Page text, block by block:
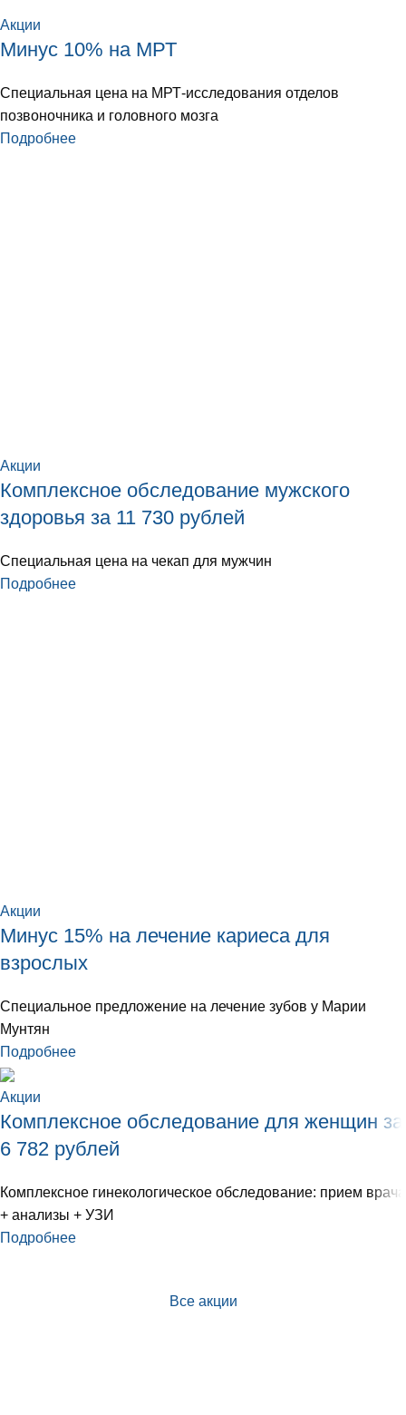
Акции
Минус 10% на МРТ
Специальная цена на МРТ-исследования отделов
позвоночника и головного мозга
Подробнее
Акции
Комплексное обследование мужского
здоровья за 11 730 рублей
Специальная цена на чекап для мужчин
Подробнее
Акции
Минус 15% на лечение кариеса для
взрослых
Специальное предложение на лечение зубов у Марии
Мунтян
Подробнее
Акции
Комплексное обследование для женщин за
6 782 рублей
Комплексное гинекологическое обследование: прием врача
+ анализы + УЗИ
Подробнее
Все акции